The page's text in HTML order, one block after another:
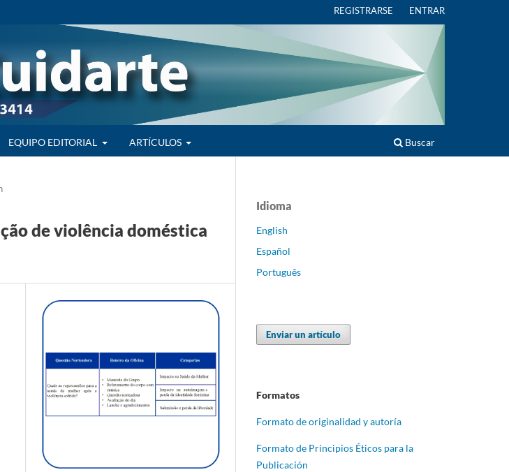
EQUIPO EDITORIAL ARTÍCULOS Buscar
REGISTRARSE ENTRAR
de violência doméstica
Idioma
English
Español
Português
Enviar un artículo
Formatos
Formato de originalidad y autoría
Formato de Principios Éticos para la
Publicación